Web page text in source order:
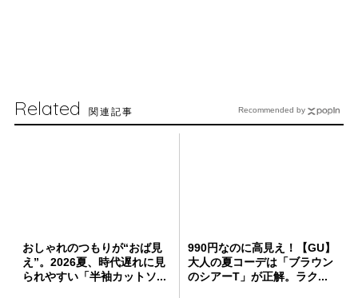
Related 関連記事
おしゃれのつもりが“おば見
え”。2026夏、時代遅れに見
られやすい「半袖カットソ...
990円なのに高見え！【GU】
大人の夏コーデは「ブラウン
のシアーT」が正解。ラク...
Recommended by